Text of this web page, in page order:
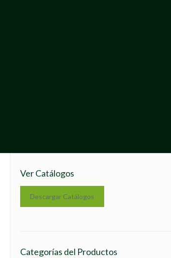
Ver Catálogos
Descargar Catálogos
Categorías del Productos